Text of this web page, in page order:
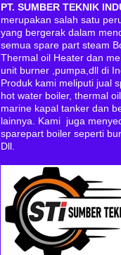
PT. SUMBER TEKNIK
merupakan salah satu
yang bergerak dalam
semua spare part steam
Thermal oil Heater dan
unit burner ,pumpa,dll di
Produk kami meliputi jual
hot water boiler, thermal
marine kapal tanker dan
lainnya. Kami juga
sparepart boiler seperti
Dll.